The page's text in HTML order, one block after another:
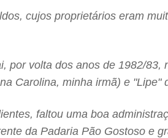
cujos proprietários eram
por volta dos anos de 1982/
Carolina, minha irmã) e "Lipe"
faltou uma boa
da Padaria Pão Gostoso e